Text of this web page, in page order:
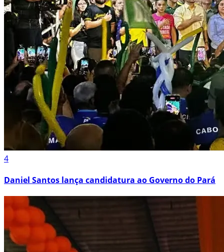
4
Daniel Santos lança candidatura ao Governo do Pará